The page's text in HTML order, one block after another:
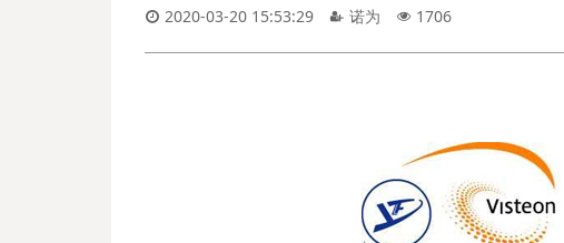
2020-03-20 15:53:29 诺为 1706